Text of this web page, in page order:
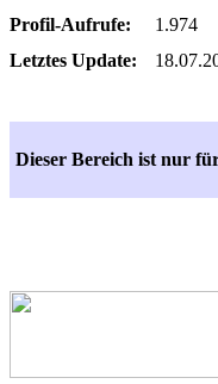
Profil-Aufrufe:
1.974
Letztes Update:
Dieser Bereich ist nur